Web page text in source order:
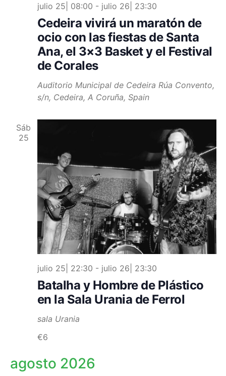
Cedeira vivirá un maratón de
ocio con las fiestas de Santa
Ana, el 3×3 Basket y el Festival
de Corales
julio 25| 08:00 - julio 26| 23:30
Auditorio Municipal de Cedeira Rúa Convento,
s/n, Cedeira, A Coruña, Spain
Sáb
25
Batalha y Hombre de Plástico
en la Sala Urania de Ferrol
julio 25| 22:30 - julio 26| 23:30
sala Urania
€6
agosto 2026